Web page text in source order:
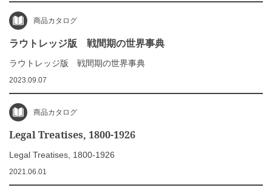
商品カタログ
ラウトレッジ版 戦間期の世界事典
ラウトレッジ版 戦間期の世界事典
2023.09.07
商品カタログ
Legal Treatises, 1800-1926
Legal Treatises, 1800-1926
2021.06.01